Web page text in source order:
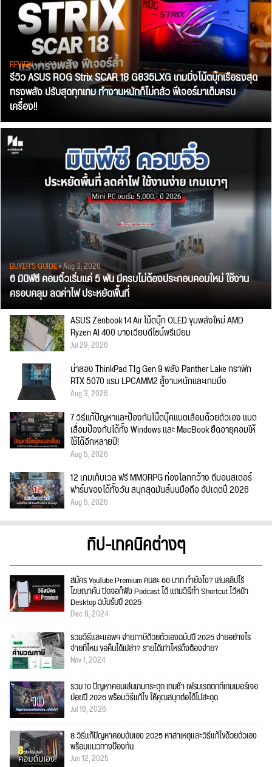
REVIEW• Jul 28, 2026
รีวิว ASUS ROG Strix SCAR 18 G835LXG เกมมิ่งโน้ตบุ๊กเรือธงสุด
ทรงพลัง ปรับสุดทุกเกม ทำงานหนักก็ไม่กลัว ฟีเจอร์มาเต็มครบ
เครื่อง!!
BUYER'S GUIDE• Aug 3, 2026
6 มินิพีซี คอมจิ๋วเริ่มแค่ 5 พัน มีครบไม่ต้องประกอบคอมใหม่ ใช้งาน
ครอบคลุม ลดค่าไฟ ประหยัดพื้นที่
ASUS Zenbook 14 Air โน้ตบุ๊ก OLED ขุมพลังใหม่ AMD
Ryzen AI 400 บางเฉียบดีไซน์พรีเมียม
Jul 29, 2026
น่าลอง ThinkPad T1g Gen 9 พลัง Panther Lake กราฟิก
RTX 5070 แรม LPCAMM2 สู้งานหนักและเกมมิ่ง
Aug 3, 2026
7 วิธีแก้ปัญหาและป้องกันโน๊ตบุ๊คแบตเสื่อมด้วยตัวเอง แบต
เสื่อมป้องกันได้ทั้ง Windows และ MacBook ยืดอายุคอมให้
ใช้ได้อีกหลายปี!
Aug 5, 2026
12 เกมเก็บเวล ฟรี MMORPG ท่องโลกกว้าง ตีมอนสเตอร์
ฟาร์มของได้ทั้งวัน สนุกสุดมันส์บนมือถือ อัปเดตปี 2026
Aug 5, 2026
ทิป-เทคนิคต่างๆ
สมัคร YouTube Premium คนละ 60 บาท ทำยังไง? เล่นคลิปไร้
โฆษณาคั่น ปิดจอก็ฟัง Podcast ได้ แถมวิธีทำ Shortcut ไว้หน้า
Desktop ฉบับรับปี 2025
Dec 8, 2024
รวมวิธีและแอพฯ จ่ายภาษีด้วยตัวเองฉบับปี 2025 จ่ายอย่างไร
จ่ายที่ไหน ขอคืนได้เปล่า? รายได้เท่าไหร่ถึงต้องจ่าย?
Nov 1, 2024
รวม 10 ปัญหาคอมเล่นเกมกระตุก เกมช้า เฟรมเรตตกที่เกมเมอร์เจอ
บ่อยปี 2026 พร้อมวิธีแก้ไข ให้คุณสนุกต่อได้ไม่สะดุด
Jul 16, 2026
8 วิธีแก้ปัญหาคอมดับเอง 2025 หาสาเหตุและวิธีแก้ไขด้วยตัวเอง
พร้อมแนวทางป้องกัน
Jun 12, 2025